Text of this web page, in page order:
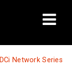
DCi Network Series